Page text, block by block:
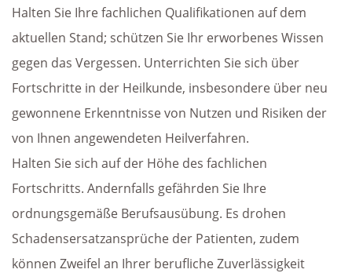
Halten Sie Ihre fachlichen Qualifikationen auf dem
aktuellen Stand; schützen Sie Ihr erworbenes Wissen
gegen das Vergessen. Unterrichten Sie sich über
Fortschritte in der Heilkunde, insbesondere über neu
gewonnene Erkenntnisse von Nutzen und Risiken der
von Ihnen angewendeten Heilverfahren.
Halten Sie sich auf der Höhe des fachlichen
Fortschritts. Andernfalls gefährden Sie Ihre
ordnungsgemäße Berufsausübung. Es drohen
Schadensersatzansprüche der Patienten, zudem
können Zweifel an Ihrer berufliche Zuverlässigkeit